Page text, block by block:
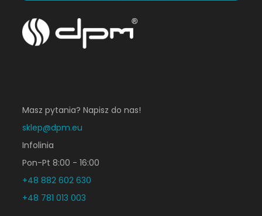
Masz pytania? Napisz do nas!
sklep@dpm.eu
Infolinia
Pon-Pt 8:00 - 16:00
+48 882 602 630
+48 781 013 003